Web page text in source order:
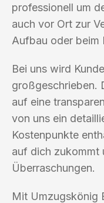
professionell um
auch vor Ort zur
Aufbau oder beim
Bei uns wird
großgeschrieben.
auf eine
von uns ein
Kostenpunkte
auf dich zukommt
Überraschungen.
Mit Umzugskönig